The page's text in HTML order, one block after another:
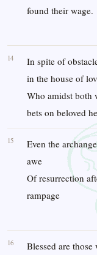
found their wage.
14
In spite of
in the house of
Who amidst both
bets on beloved
15
Even the
awe
Of resurrection
rampage
16
Blessed are